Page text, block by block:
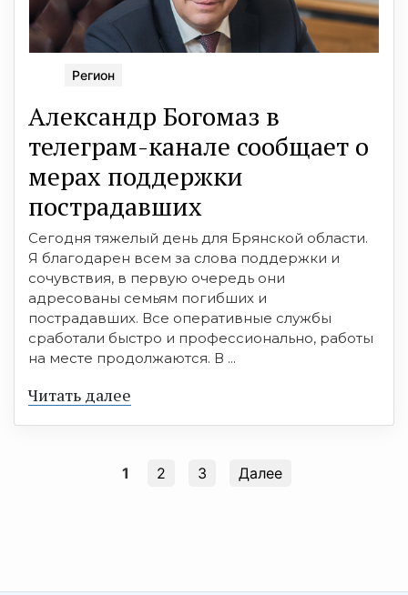
Регион
Александр Богомаз в
телеграм-канале сообщает о
мерах поддержки
пострадавших
Сегодня тяжелый день для Брянской области.
Я благодарен всем за слова поддержки и
сочувствия, в первую очередь они
адресованы семьям погибших и
пострадавших. Все оперативные службы
сработали быстро и профессионально, работы
на месте продолжаются. В ...
Читать далее
1 2 3 Далее